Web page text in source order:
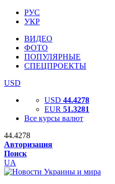
РУС
УКР
ВИДЕО
ФОТО
ПОПУЛЯРНЫЕ
СПЕЦПРОЕКТЫ
USD
USD 44.4278
EUR 51.3281
Все курсы валют
44.4278
Авторизация
Поиск
UA